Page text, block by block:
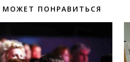
ПОНРАВИТЬСЯ